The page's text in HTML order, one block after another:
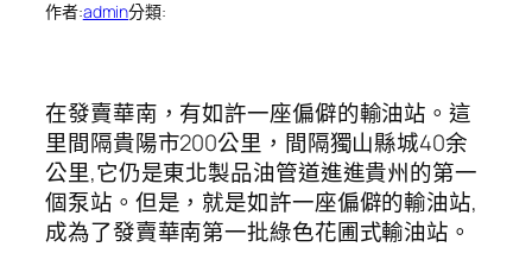
作者:admin分類:
在發賣華南，有如許一座偏僻的輸油站。這
里間隔貴陽市200公里，間隔獨山縣城40余
公里,它仍是東北製品油管道進進貴州的第一
個泵站。但是，就是如許一座偏僻的輸油站,
成為了發賣華南第一批綠色花圃式輸油站。